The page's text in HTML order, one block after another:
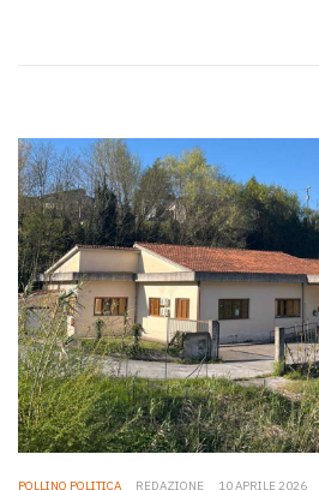
POLLINO POLITICA REDAZIONE 10 APRILE 2026